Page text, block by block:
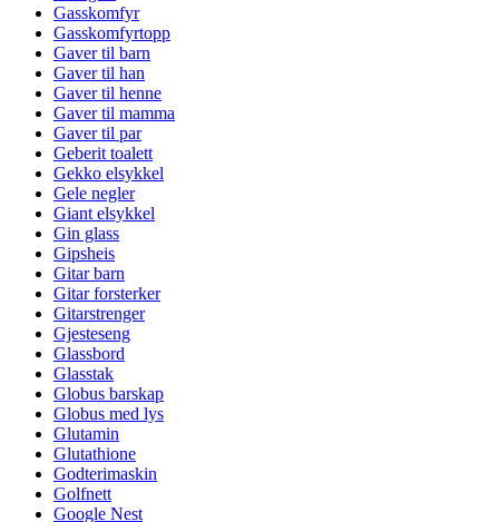
Gasskomfyr
Gasskomfyrtopp
Gaver til barn
Gaver til han
Gaver til henne
Gaver til mamma
Gaver til par
Geberit toalett
Gekko elsykkel
Gele negler
Giant elsykkel
Gin glass
Gipsheis
Gitar barn
Gitar forsterker
Gitarstrenger
Gjesteseng
Glassbord
Glasstak
Globus barskap
Globus med lys
Glutamin
Glutathione
Godterimaskin
Golfnett
Google Nest